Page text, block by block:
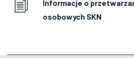
Informacje o
osobowych SKN